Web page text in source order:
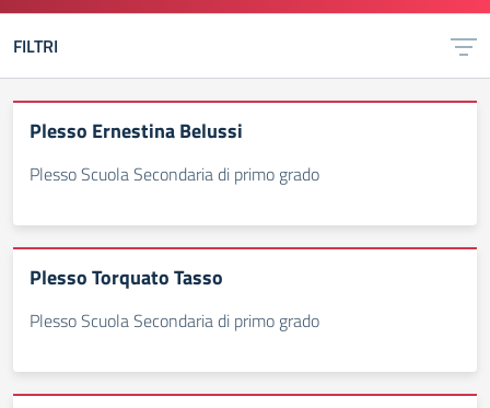
FILTRI
Plesso Ernestina Belussi
Plesso Scuola Secondaria di primo grado
Plesso Torquato Tasso
Plesso Scuola Secondaria di primo grado